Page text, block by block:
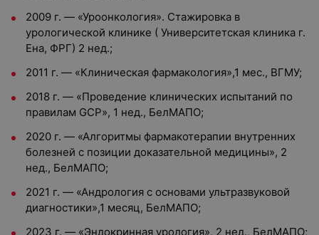
2009 г. — «Уроонкология». Стажировка в
урологической клинике ( Университетская клиника г.
Ена, ФРГ) 2 нед.;
2011 г. — «Клиническая фармакология»,1 мес., ВГМУ;
2018 г. — «Проведение клинических испытаний по
правилам GCP», 1 нед., БелМАПО;
2020 г. — «Алгоритмы фармакотерапии внутренних
болезней с позиции доказательной медицины», 2
нед., БелМАПО;
2021 г. — «Андрология с основами ультразвуковой
диагностики»,1 месяц, БелМАПО;
2023 г. — «Эндокринная урология», 2 нед., БелМАПО;